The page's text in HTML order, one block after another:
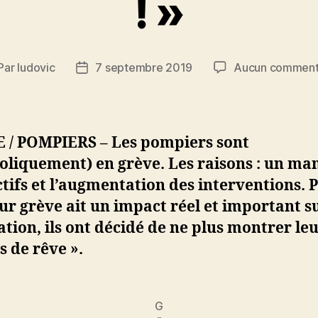
! »
ludovic
Date7 septembre 2019 Aucun
/ POMPIERS – Les pompiers sont
en grève. Les raisons : un
et l’augmentation des interventions.
grève ait un impact réel et important
ils ont décidé de ne plus montrer
de rêve ».
G